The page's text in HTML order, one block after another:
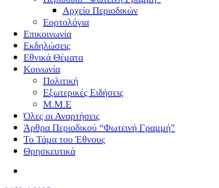
Αρχείο Περιοδικών
Εορτολόγια
Επικοινωνία
Εκδηλώσεις
Εθνικά Θέματα
Κοινωνία
Πολιτική
Εξωτερικές Ειδήσεις
Μ.Μ.Ε
Όλες οι Αναρτήσεις
Άρθρα Περιοδικού “Φωτεινή Γραμμή”
Το Τάμα του Έθνους
Θρησκευτικά